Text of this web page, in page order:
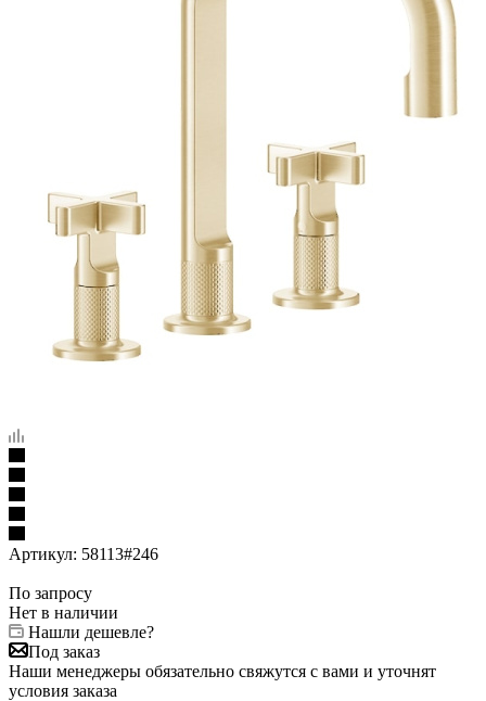
Артикул: 58113#246
По запросу
Нет в наличии
Нашли дешевле?
Под заказ
Наши менеджеры обязательно свяжутся с вами и уточнят
условия заказа